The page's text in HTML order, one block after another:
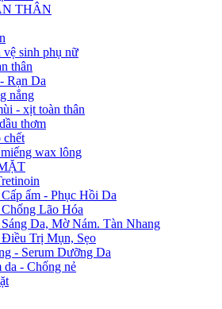
THÂN
sinh phụ nữ
thân
Rạn Da
nắng
- xịt toàn thân
thơm
chết
wax lông
ẩm - Phục Hồi Da
Lão Hóa
Da, Mờ Nám. Tàn Nhang
Điều Trị Mụn, Sẹo
- Serum Dưỡng Da
- Chống nẻ